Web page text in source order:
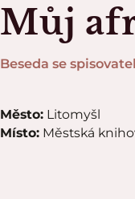
Beseda se
Můj
Město: Litomyšl
Místo: Městská